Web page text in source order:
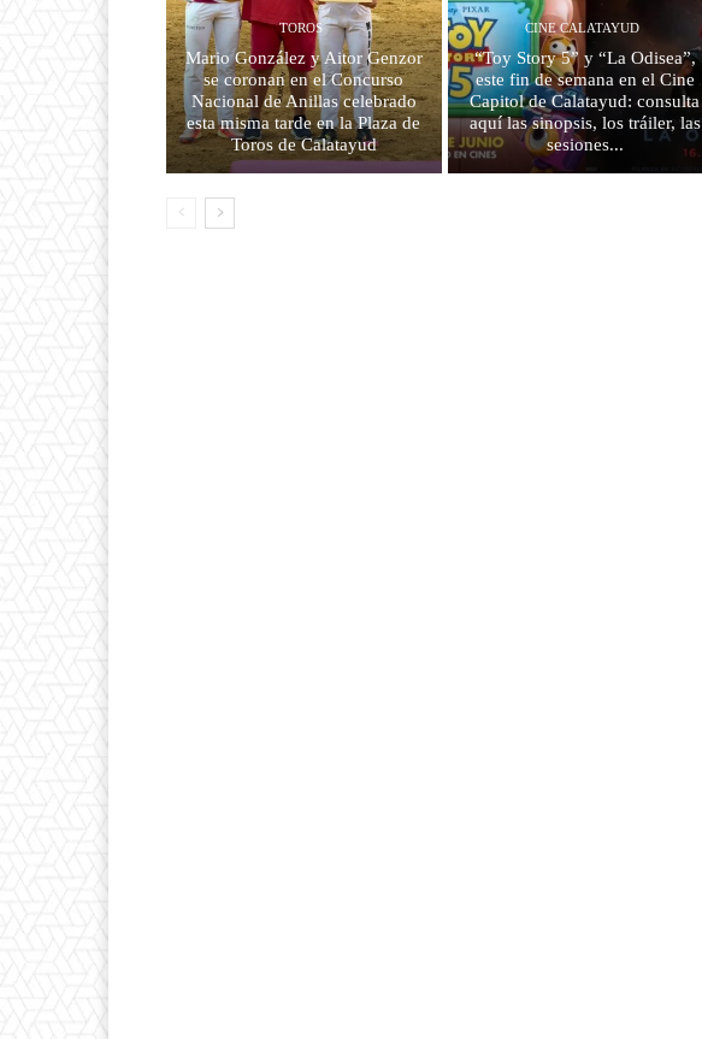
TOROS
Mario González y Aitor Genzor
se coronan en el Concurso
Nacional de Anillas celebrado
esta misma tarde en la Plaza de
Toros de Calatayud
CINE CALATAYUD
“Toy Story 5” y “La Odisea”,
este fin de semana en el Cine
Capitol de Calatayud: consulta
aquí las sinopsis, los tráiler, las
sesiones...